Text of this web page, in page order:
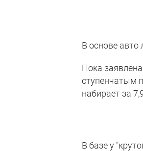
В основе авто
Пока
ступенчатым
набирает за
В базе у